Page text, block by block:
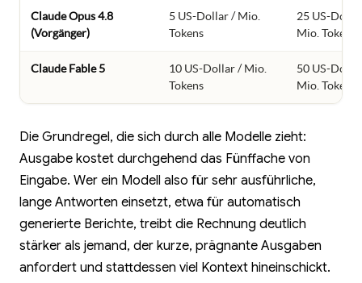
Claude Opus 4.8
(Vorgänger)
5 US-Dollar / Mio.
Tokens
25 US-
Mio. Tokens
Claude Fable 5
10 US-Dollar / Mio.
Tokens
50 US-
Mio. Tokens
Die Grundregel, die sich durch alle Modelle zieht:
Ausgabe kostet durchgehend das Fünffache von
Eingabe. Wer ein Modell also für sehr ausführliche,
lange Antworten einsetzt, etwa für automatisch
generierte Berichte, treibt die Rechnung deutlich
stärker als jemand, der kurze, prägnante Ausgaben
anfordert und stattdessen viel Kontext hineinschickt.